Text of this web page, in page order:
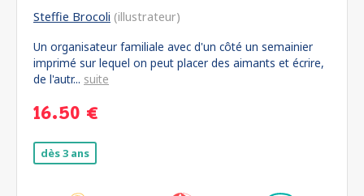
Steffie Brocoli (illustrateur)
Un organisateur familiale avec d'un côté un semainier
imprimé sur lequel on peut placer des aimants et écrire,
de l'autr... suite
16.50 €
dès 3 ans